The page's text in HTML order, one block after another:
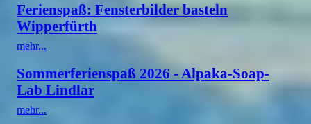
Ferienspaß: Fensterbilder basteln
Wipperfürth
mehr...
Sommerferienspaß 2026 - Alpaka-Soap-
Lab Lindlar
mehr...